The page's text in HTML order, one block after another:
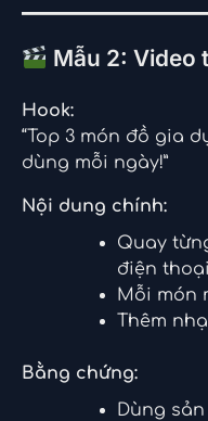
Mẫu 2: Video
Hook:
“Top 3 món đồ gia
dùng mỗi ngày!”
Nội dung chính:
Quay
điện
Mỗi món
Thêm
Bằng chứng:
Dùng